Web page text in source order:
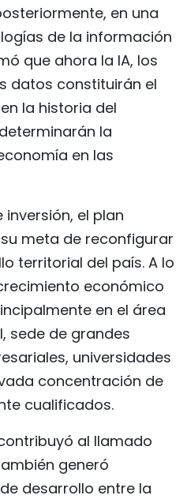
en una
de la información
que ahora la IA, los
datos constituirán el
la historia del
la
en las
el plan
meta de reconfigurar
territorial del país. A lo
económico
en el área
sede de grandes
universidades
concentración de
cualificados.
al llamado
generó
desarrollo entre la